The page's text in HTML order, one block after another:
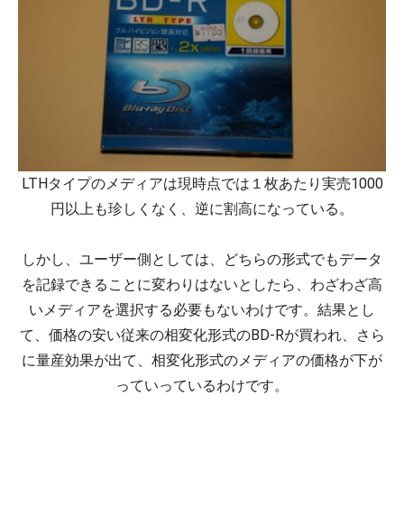
LTHタイプのメディアは現時点では１枚あたり実売1000
円以上も珍しくなく、逆に割高になっている。
しかし、ユーザー側としては、どちらの形式でもデータ
を記録できることに変わりはないとしたら、わざわざ高
いメディアを選択する必要もないわけです。結果とし
て、価格の安い従来の相変化形式のBD-Rが買われ、さら
に量産効果が出て、相変化形式のメディアの価格が下が
っていっているわけです。